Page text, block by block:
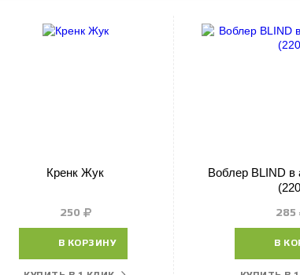
Кренк Жук
250
В КОРЗИНУ
Воблер BLIND в
285
В